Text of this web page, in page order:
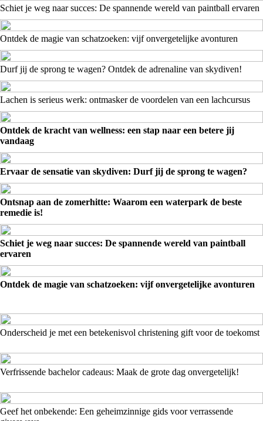
Schiet je weg naar succes: De spannende wereld van paintball ervaren
Ontdek de magie van schatzoeken: vijf onvergetelijke avonturen
Durf jij de sprong te wagen? Ontdek de adrenaline van skydiven!
Lachen is serieus werk: ontmasker de voordelen van een lachcursus
Ontdek de kracht van wellness: een stap naar een betere jij
vandaag
Ervaar de sensatie van skydiven: Durf jij de sprong te wagen?
Ontsnap aan de zomerhitte: Waarom een waterpark de beste
remedie is!
Schiet je weg naar succes: De spannende wereld van paintball
ervaren
Ontdek de magie van schatzoeken: vijf onvergetelijke avonturen
Onderscheid je met een betekenisvol christening gift voor de toekomst
Verfrissende bachelor cadeaus: Maak de grote dag onvergetelijk!
Geef het onbekende: Een geheimzinnige gids voor verrassende